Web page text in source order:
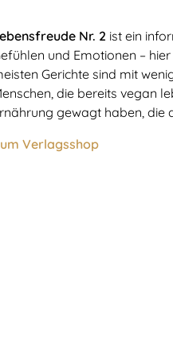
Nr. 2 ist ein
und Emotionen –
Gerichte sind mit
die bereits vegan
gewagt haben, die
Verlagsshop